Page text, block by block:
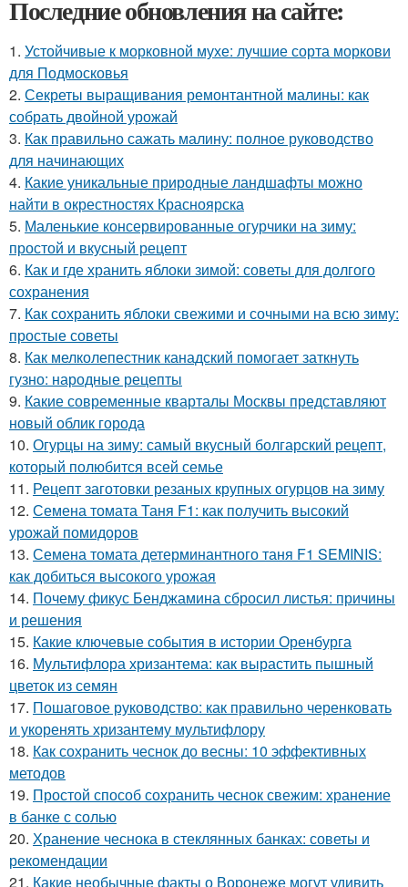
Последние обновления на сайте:
1. Устойчивые к морковной мухе: лучшие сорта моркови
для Подмосковья
2. Секреты выращивания ремонтантной малины: как
собрать двойной урожай
3. Как правильно сажать малину: полное руководство
для начинающих
4. Какие уникальные природные ландшафты можно
найти в окрестностях Красноярска
5. Маленькие консервированные огурчики на зиму:
простой и вкусный рецепт
6. Как и где хранить яблоки зимой: советы для долгого
сохранения
7. Как сохранить яблоки свежими и сочными на всю зиму:
простые советы
8. Как мелколепестник канадский помогает заткнуть
гузно: народные рецепты
9. Какие современные кварталы Москвы представляют
новый облик города
10. Огурцы на зиму: самый вкусный болгарский рецепт,
который полюбится всей семье
11. Рецепт заготовки резаных крупных огурцов на зиму
12. Семена томата Таня F1: как получить высокий
урожай помидоров
13. Семена томата детерминантного таня F1 SEMINIS:
как добиться высокого урожая
14. Почему фикус Бенджамина сбросил листья: причины
и решения
15. Какие ключевые события в истории Оренбурга
16. Мультифлора хризантема: как вырастить пышный
цветок из семян
17. Пошаговое руководство: как правильно черенковать
и укоренять хризантему мультифлору
18. Как сохранить чеснок до весны: 10 эффективных
методов
19. Простой способ сохранить чеснок свежим: хранение
в банке с солью
20. Хранение чеснока в стеклянных банках: советы и
рекомендации
21. Какие необычные факты о Воронеже могут удивить